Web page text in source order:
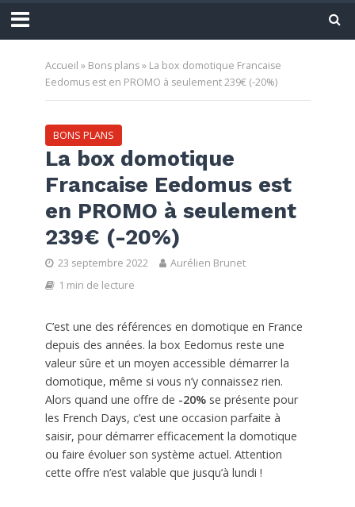
Accueil » Bons plans» La box domotique Francaise
Eedomus est en PROMO à seulement 239€ (-20%)
BONS PLANS
La box domotique
Francaise Eedomus est
en PROMO à seulement
239€ (-20%)
23 septembre 2022
Aurélien Brunet
1 min de lecture
C’est une des références en domotique en France
depuis des années. la box Eedomus reste une
valeur sûre et un moyen accessible démarrer la
domotique, même si vous n’y connaissez rien.
Alors quand une offre de -20%se présente pour
les French Days, c’est une occasion parfaite à
saisir, pour démarrer efficacement la domotique
ou faire évoluer son système actuel. Attention
cette offre n’est valable que jusqu’à lundi !